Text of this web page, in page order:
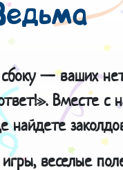
— ваших
Вместе с
найдете
веселые